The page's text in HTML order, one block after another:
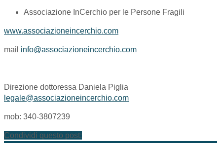
Associazione InCerchio per le Persone Fragili
www.associazioneincerchio.com
mail info@associazioneincerchio.com
Direzione dottoressa Daniela Piglia
legale@associazioneincerchio.com
mob: 340-3807239
Condividi questo post: